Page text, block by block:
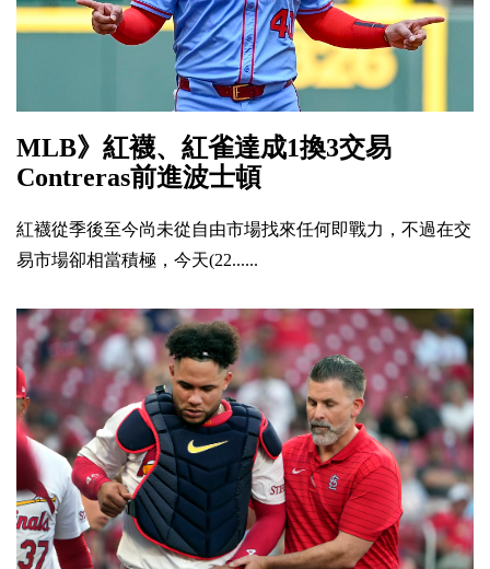
MLB》紅襪、紅雀達成1換3交易
Contreras前進波士頓
紅襪從季後至今尚未從自由市場找來任何即戰力，不過在交
易市場卻相當積極，今天(22......